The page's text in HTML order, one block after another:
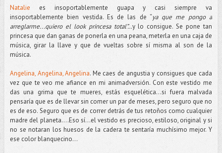
Natalie es insoportablemente guapa y casi siempre va
insoportablemente bien vestida. Es de las de “ya que me pongo a
arreglarme...quiero el look princesa total”…y lo consigue. Se pone tan
princesa que dan ganas de ponerla en una peana, meterla en una caja de
música, girar la llave y que de vueltas sobre sí misma al son de la
música.
Angelina, Angelina, Angelina. Me caes de angustia y consigues que cada
vez que te veo me afiance en mi animadversión. Con este vestido me
das una grima que te mueres, estás esquelética…si fuera malvada
pensaría que es de llevar sin comer un par de meses, pero seguro que no
es de eso. Seguro que es de correr detrás de tus retoños como cualquier
madre del planeta….Eso sí...el vestido es precioso, estiloso, original y si
no se notaran los huesos de la cadera te sentaría muchísimo mejor. Y
ese color blanquecino...